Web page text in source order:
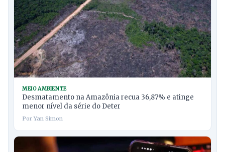
MEIO AMBIENTE
Desmatamento na Amazônia recua 36,87% e atinge
menor nível da série do Deter
Por Yan Simon